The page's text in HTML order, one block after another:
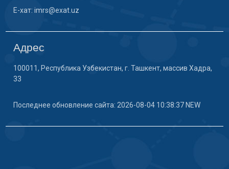
E-хат: imrs@exat.uz
Адрес
100011, Республика Узбекистан, г. Ташкент, массив Хадра,
33
Последнее обновление сайта: 2026-08-04 10:38:37 NEW